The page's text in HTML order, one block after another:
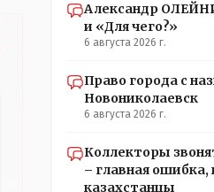
Александр
и «Для чего?»
6 августа 2026 г.
Право города с
Новониколаевск
6 августа 2026 г.
Коллекторы
– главная
казахстанцы